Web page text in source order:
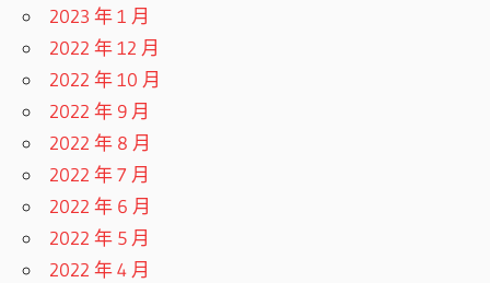
2023 年 1 月
2022 年 12 月
2022 年 10 月
2022 年 9 月
2022 年 8 月
2022 年 7 月
2022 年 6 月
2022 年 5 月
2022 年 4 月